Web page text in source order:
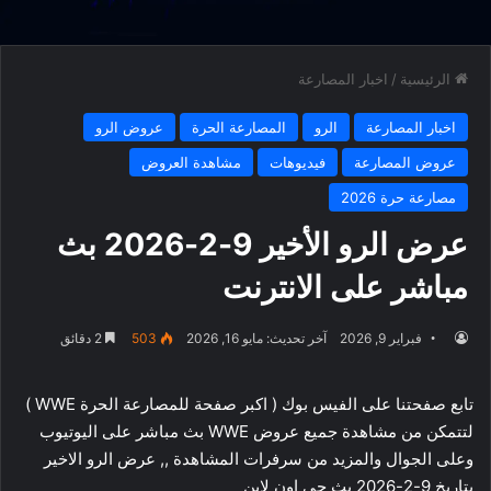
الرئيسية / اخبار المصارعة
اخبار المصارعة الرو المصارعة الحرة
عروض الرو
عروض المصارعة
فيديوهات
مشاهدة العروض
مصارعة حرة 2026
عرض الرو الأخير 9-2-2026 بث
مباشر على الانترنت
فبراير 9, 2026 آخر تحديث: مايو 16, 2026 503
تابع صفحتنا على الفيس بوك ( اكبر صفحة للمصارعة الحرة WWE )
لتتمكن من مشاهدة جميع عروض WWE بث مباشر على اليوتيوب
وعلى الجوال والمزيد من سرفرات المشاهدة ,, عرض الرو الاخير
بتاريخ 9-2-2026 بث حي اون لاين